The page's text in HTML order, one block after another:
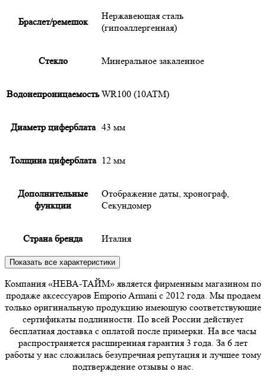
Браслет/ремешок
Нержавеющая сталь
(гипоаллергенная)
Cтекло Минеральное закаленное
Водонепроницаемость WR100 (10ATM)
Диаметр циферблата 43 мм
Толщина циферблата 12 мм
Дополнительные
функции
Отображение даты, хронограф,
Секундомер
Страна бренда Италия
Показать все характеристики
Компания «НЕВА-ТАЙМ» является фирменным магазином по
продаже аксессуаров Emporio Armani с 2012 года. Мы продаем
только оригинальную продукцию имеющую соответствующие
сертификаты подлинности. По всей России действует
бесплатная доставка с оплатой после примерки. На все часы
распространяется расширенная гарантия 3 года. За 6 лет
работы у нас сложилась безупречная репутация и лучшее тому
подтверждение отзывы о нас.